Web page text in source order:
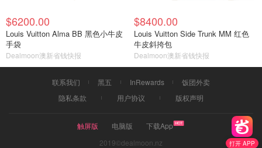
打开 APP
$6200.00
Louis Vuitton Alma BB 黑色小牛皮
手袋
Dealmoon澳新省钱快报
$8400.00
Louis Vuitton Side Trunk MM 红色
牛皮斜挎包
Dealmoon澳新省钱快报
联系我们 黑五 InRewards
饭团外卖
隐私条款
用户协议 版权声明
触屏版 电脑版
下载App
2019©dealmoon.nz